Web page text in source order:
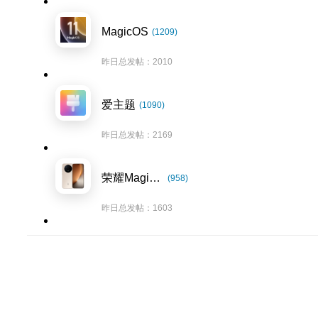
MagicOS (1209)
昨日总发帖：2010
爱主题 (1090)
昨日总发帖：2169
荣耀Magic8系列 (958)
昨日总发帖：1603